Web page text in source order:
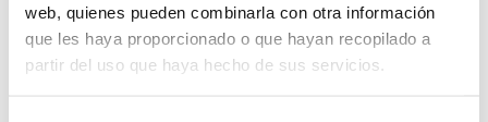
web, quienes pueden combinarla con otra información
que les haya proporcionado o que hayan recopilado a
partir del uso que haya hecho de sus servicios.
-
+
Lo quiero
Candado Tsa Viaje Poxy